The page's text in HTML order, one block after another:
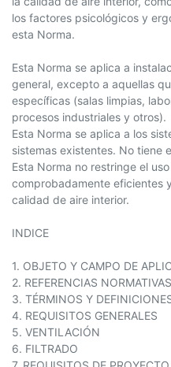
los factores psicológicos y
esta Norma.
Esta Norma se aplica a
general, excepto a aquellas
específicas (salas limpias,
procesos industriales y otros).
Esta Norma se aplica a los
sistemas existentes. No tiene
Esta Norma no restringe el
comprobadamente eficientes
calidad de aire interior.
INDICE
1. OBJETO Y CAMPO DE
2. REFERENCIAS NORMATIVAS
3. TÉRMINOS Y
4. REQUISITOS GENERALES
5. VENTILACIÓN
6. FILTRADO